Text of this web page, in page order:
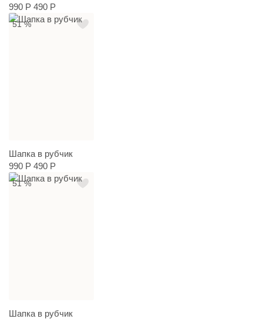
990 Р 490 Р
51 %
Шапка в рубчик
990 Р 490 Р
51 %
Шапка в рубчик